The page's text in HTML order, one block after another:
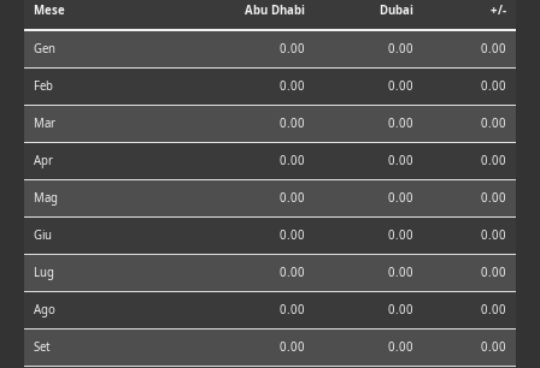
Mese Abu Dhabi Dubai +/-
Gen 0.00 0.00 0.00
Feb 0.00 0.00 0.00
Mar 0.00 0.00 0.00
Apr 0.00 0.00 0.00
Mag 0.00 0.00 0.00
Giu 0.00 0.00 0.00
Lug 0.00 0.00 0.00
Ago 0.00 0.00 0.00
Set 0.00 0.00 0.00